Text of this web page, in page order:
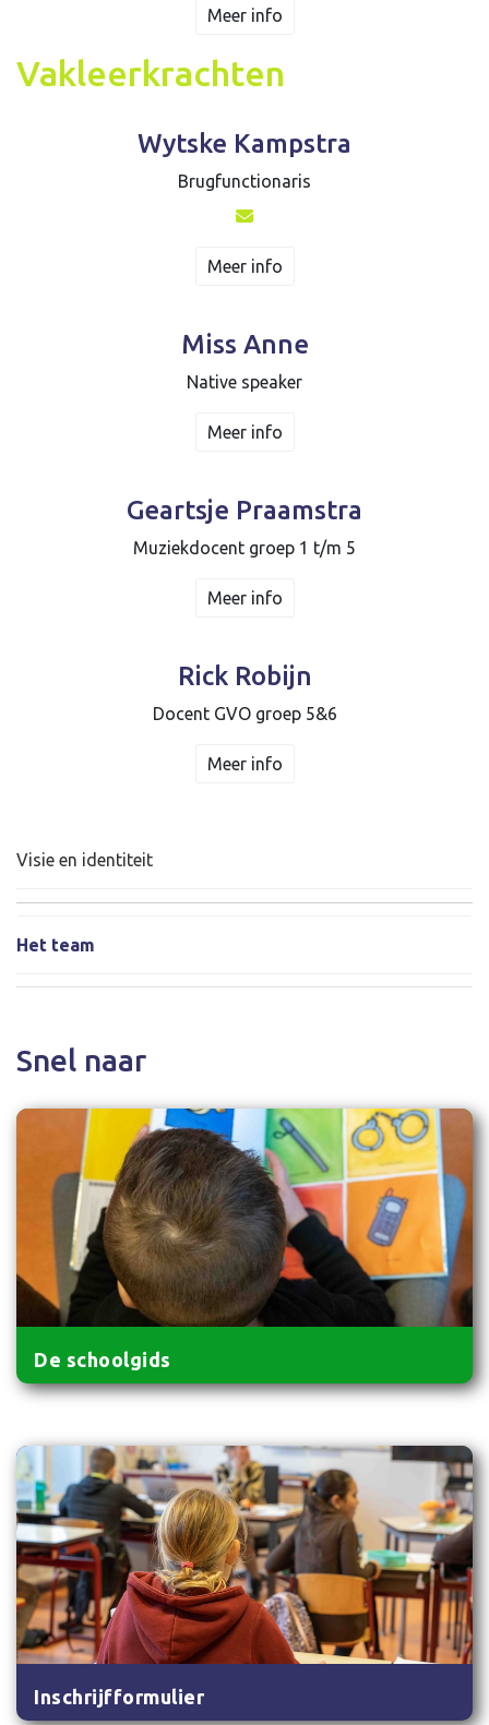
Meer info
Vakleerkrachten
Wytske Kampstra
Brugfunctionaris
Meer info
Miss Anne
Native speaker
Meer info
Geartsje Praamstra
Muziekdocent groep 1 t/m 5
Meer info
Rick Robijn
Docent GVO groep 5&6
Meer info
Visie en identiteit
Het team
Snel naar
De schoolgids
Inschrijfformulier